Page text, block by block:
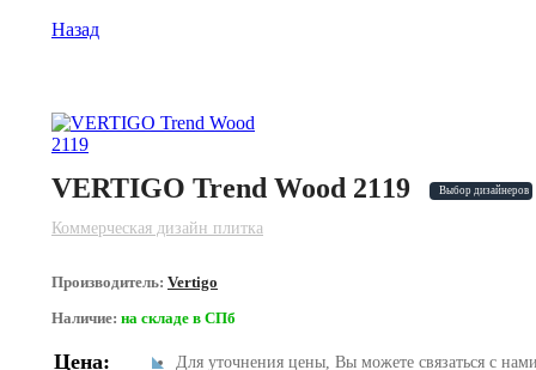
Назад
VERTIGO Trend Wood 2119 Выбор дизайнеров
Коммерческая дизайн плитка
Производитель: Vertigo
Наличие: на складе в СПб
Цена: Для уточнения цены, Вы можете связаться с